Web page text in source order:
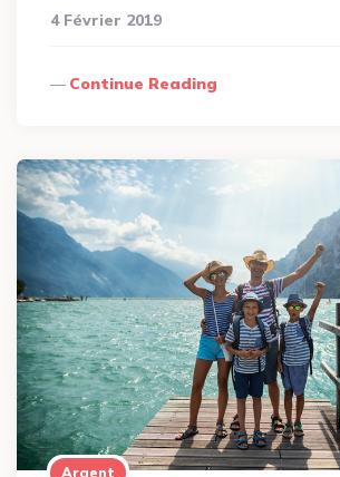
4 Février 2019
Continue Reading
Argent